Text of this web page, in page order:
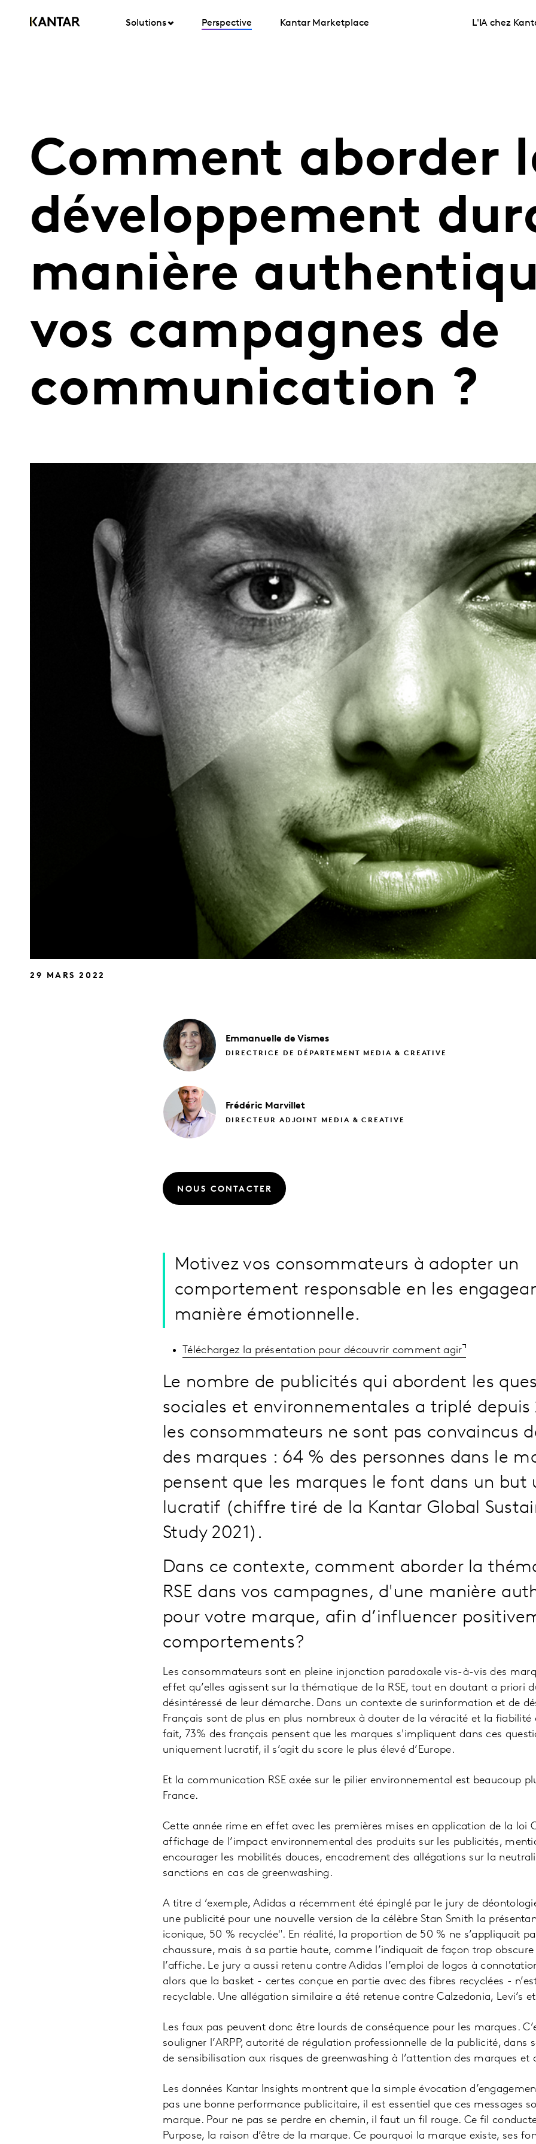
Solutions Perspective Kantar Marketplace L'IA chez
Comment aborder
développement
manière
vos campagnes de
communication ?
29 MARS 2022
Emmanuelle de Vismes
DIRECTRICE DE DÉPARTEMENT MEDIA & CREATIVE
Frédéric Marvillet
DIRECTEUR ADJOINT MEDIA & CREATIVE
NOUS CONTACTER
Motivez vos consommateurs à adopter un
comportement responsable en les
manière émotionnelle.
Téléchargez la présentation pour découvrir comment agir
Le nombre de publicités qui abordent les
sociales et environnementales a triplé depuis
les consommateurs ne sont pas convaincus
des marques : 64 % des personnes dans le
pensent que les marques le font dans un but
lucratif (chiffre tiré de la Kantar Global
Study 2021).
Dans ce contexte, comment aborder la
RSE dans vos campagnes, d'une manière
pour votre marque, afin d’influencer
comportements?
Les consommateurs sont en pleine injonction paradoxale vis-à-vis des
effet qu’elles agissent sur la thématique de la RSE, tout en doutant a priori
désintéressé de leur démarche. Dans un contexte de surinformation et de
Français sont de plus en plus nombreux à douter de la véracité et la fiabilité
fait, 73% des français pensent que les marques s'impliquent dans ces
uniquement lucratif, il s’agit du score le plus élevé d’Europe.
Et la communication RSE axée sur le pilier environnemental est beaucoup
France.
Cette année rime en effet avec les premières mises en application de la loi
affichage de l’impact environnemental des produits sur les publicités,
encourager les mobilités douces, encadrement des allégations sur la
sanctions en cas de greenwashing.
A titre d ’exemple, Adidas a récemment été épinglé par le jury de
une publicité pour une nouvelle version de la célèbre Stan Smith la
iconique, 50 % recyclée". En réalité, la proportion de 50 % ne s’appliquait
chaussure, mais à sa partie haute, comme l’indiquait de façon trop
l’affiche. Le jury a aussi retenu contre Adidas l’emploi de logos à
alors que la basket - certes conçue en partie avec des fibres recyclées -
recyclable. Une allégation similaire a été retenue contre Calzedonia, Levi’s et
Les faux pas peuvent donc être lourds de conséquence pour les marques.
souligner l’ARPP, autorité de régulation professionnelle de la publicité, dans
de sensibilisation aux risques de greenwashing à l’attention des marques et
Les données Kantar Insights montrent que la simple évocation
pas une bonne performance publicitaire, il est essentiel que ces messages
marque. Pour ne pas se perdre en chemin, il faut un fil rouge. Ce fil
Purpose, la raison d’être de la marque. Ce pourquoi la marque existe, ses